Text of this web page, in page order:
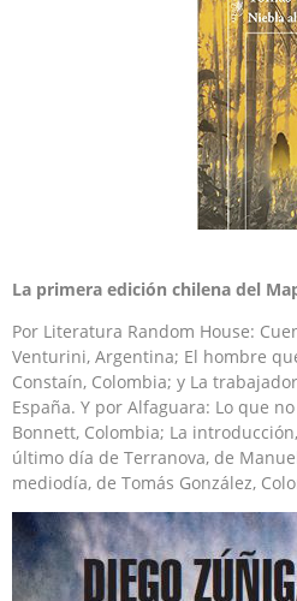
La primera edición chilena del
Por Literatura Random House:
Venturini, Argentina; El hombre
Constaín, Colombia; y La
España. Y por Alfaguara: Lo que
Bonnett, Colombia; La
último día de Terranova, de
mediodía, de Tomás González,